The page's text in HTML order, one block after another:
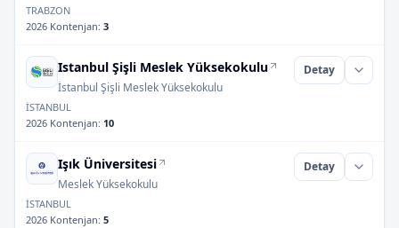
TRABZON
2026 Kontenjan: 3
Istanbul Şişli Meslek Yüksekokulu
İstanbul Şişli Meslek Yüksekokulu
Detay
İSTANBUL
2026 Kontenjan: 10
Işık Üniversitesi
Meslek Yüksekokulu
Detay
İSTANBUL
2026 Kontenjan: 5